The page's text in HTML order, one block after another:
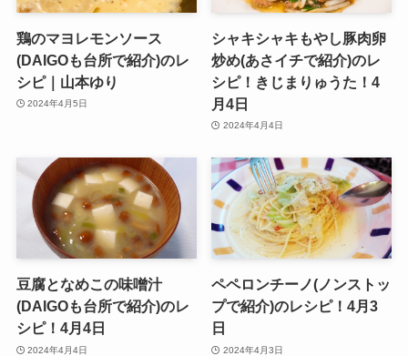
鶏のマヨレモンソース
(DAIGOも台所で紹介)のレ
シピ｜山本ゆり
2024年4月5日
シャキシャキもやし豚肉卵
炒め(あさイチで紹介)のレ
シピ！きじまりゅうた！4
月4日
2024年4月4日
豆腐となめこの味噌汁
(DAIGOも台所で紹介)のレ
シピ！4月4日
2024年4月4日
ペペロンチーノ(ノンストッ
プで紹介)のレシピ！4月3
日
2024年4月3日